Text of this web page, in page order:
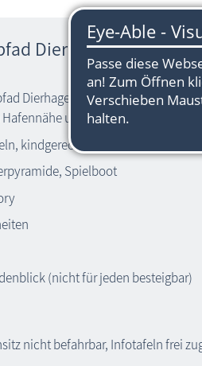
Dierhagen
Dierhagen befindet sich in
und ist von 4 Seiten
kindgerechte Informationen
Spielboot
(nicht für jeden besteigbar)
nicht befahrbar, Infotafeln frei